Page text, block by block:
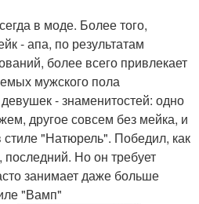
в моде. Более того,
- апа, по результатам
более всего привлекает
мужского пола
- знаменитостей: одно
другое совсем без мейка, и
стиле "Натюрель". Победил, как
Но он требует
занимает даже больше
"Вамп"